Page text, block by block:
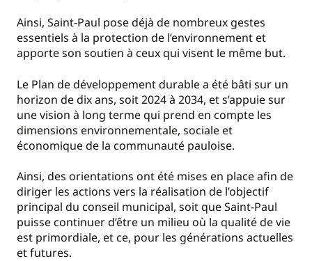
Ainsi, Saint-Paul pose déjà de nombreux gestes
essentiels à la protection de l’environnement et
apporte son soutien à ceux qui visent le même but.
Le Plan de développement durable a été bâti sur un
horizon de dix ans, soit 2024 à 2034, et s’appuie sur
une vision à long terme qui prend en compte les
dimensions environnementale, sociale et
économique de la communauté pauloise.
Ainsi, des orientations ont été mises en place afin de
diriger les actions vers la réalisation de l’objectif
principal du conseil municipal, soit que Saint-Paul
puisse continuer d’être un milieu où la qualité de vie
est primordiale, et ce, pour les générations actuelles
et futures.